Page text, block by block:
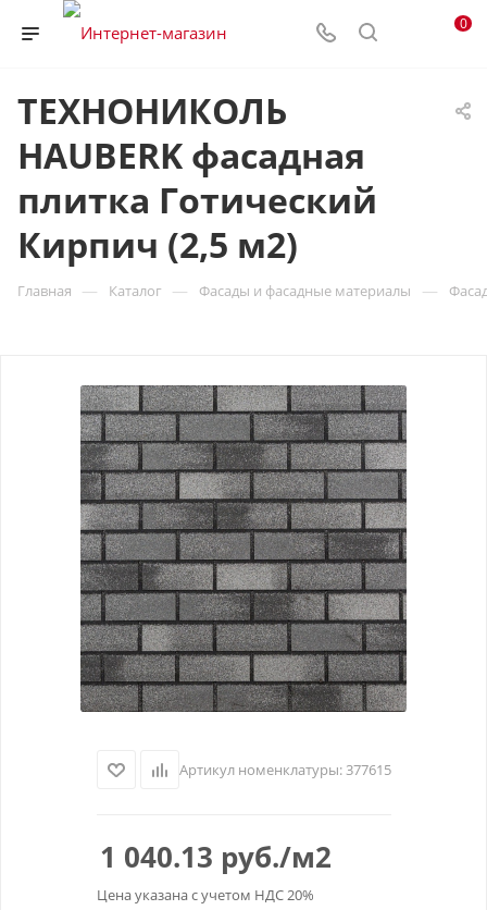
0
ТЕХНОНИКОЛЬ
HAUBERK фасадная
плитка Готический
Кирпич (2,5 м2)
Главная — Каталог — Фасады и фасадные материалы —
Артикул номенклатуры:377615
1 040.13 руб./м2
Цена указана с учетом НДС 20%